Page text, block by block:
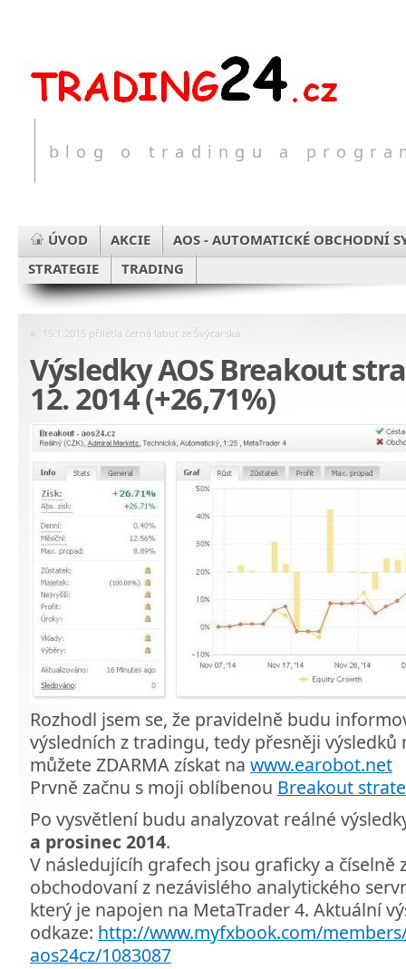
blog o tradingu a
ÚVOD AKCIE
AOS - AUTOMATICKÉ OBCHODNÍ
STRATEGIE
TRADING
« 15.1.2015 přilétla černá labuť ze Švýcarska
Výsledky AOS Breakout
12. 2014 (+26,71%)
Rozhodl jsem se, že pravidelně budu
výsledních z tradingu, tedy přesněji výsledků
můžete ZDARMA získat na www.earobot.net
Prvně začnu s moji oblíbenou Breakout
Po vysvětlení budu analyzovat reálné
a prosinec 2014.
V následujícíh grafech jsou graficky a číselně
obchodovaní z nezávislého analytického
který je napojen na MetaTrader 4. Aktuální
odkaze: http://www.myfxbook.com/
aos24cz/1083087